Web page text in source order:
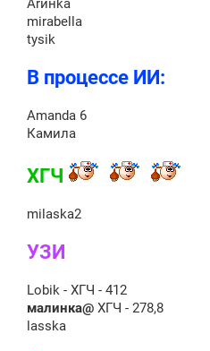
mirabella
tysik
В процессе ИИ:
Amanda 6
Камила
ХГЧ
milaska2
УЗИ
Lobik - ХГЧ - 412
малинка@ ХГЧ - 278,8
lasska